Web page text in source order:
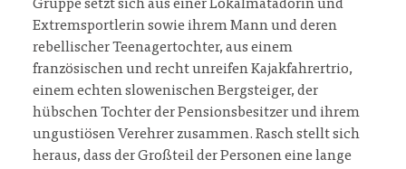
Gruppe setzt sich aus einer Lokalmatadorin und
Extremsportlerin sowie ihrem Mann und deren
rebellischer Teenagertochter, aus einem
französischen und recht unreifen Kajakfahrertrio,
einem echten slowenischen Bergsteiger, der
hübschen Tochter der Pensionsbesitzer und ihrem
ungustiösen Verehrer zusammen. Rasch stellt sich
heraus, dass der Großteil der Personen eine lange